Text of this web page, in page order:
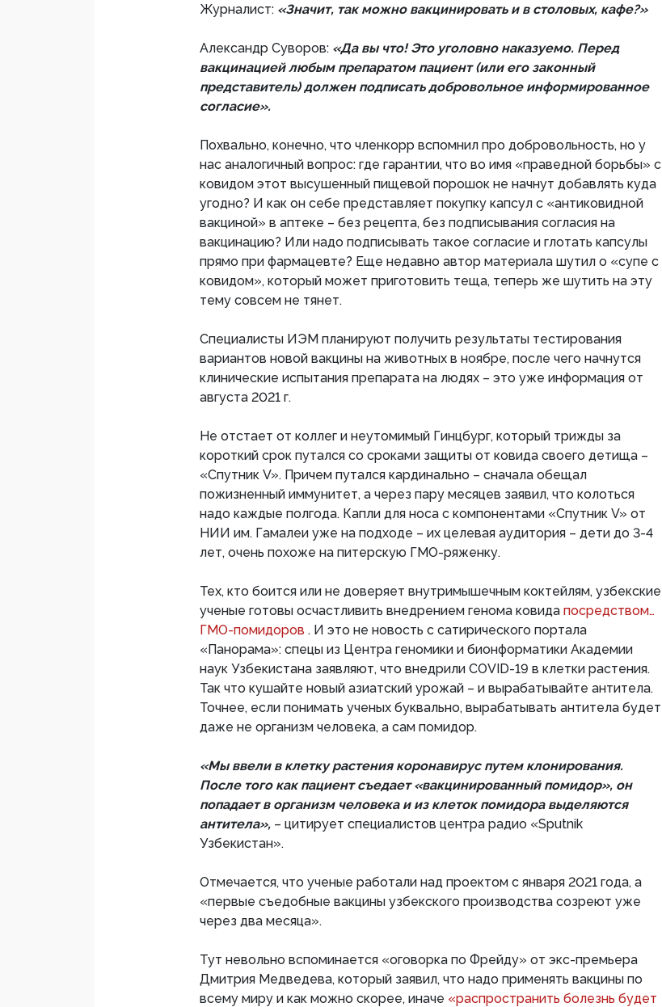
Журналист: «Значит, так можно вакцинировать и в столовых, кафе?»
Александр Суворов: «Да вы что! Это уголовно наказуемо. Перед
вакцинацией любым препаратом пациент (или его законный
представитель) должен подписать добровольное информированное
согласие».
Похвально, конечно, что членкорр вспомнил про добровольность, но у
нас аналогичный вопрос: где гарантии, что во имя «праведной борьбы» с
ковидом этот высушенный пищевой порошок не начнут добавлять куда
угодно? И как он себе представляет покупку капсул с «антиковидной
вакциной» в аптеке – без рецепта, без подписывания согласия на
вакцинацию? Или надо подписывать такое согласие и глотать капсулы
прямо при фармацевте? Еще недавно автор материала шутил о «супе с
ковидом», который может приготовить теща, теперь же шутить на эту
тему совсем не тянет.
Специалисты ИЭМ планируют получить результаты тестирования
вариантов новой вакцины на животных в ноябре, после чего начнутся
клинические испытания препарата на людях – это уже информация от
августа 2021 г.
Не отстает от коллег и неутомимый Гинцбург, который трижды за
короткий срок путался со сроками защиты от ковида своего детища –
«Спутник V». Причем путался кардинально – сначала обещал
пожизненный иммунитет, а через пару месяцев заявил, что колоться
надо каждые полгода. Капли для носа с компонентами «Спутник V» от
НИИ им. Гамалеи уже на подходе – их целевая аудитория – дети до 3-4
лет, очень похоже на питерскую ГМО-ряженку.
Тех, кто боится или не доверяет внутримышечным коктейлям, узбекские
ученые готовы осчастливить внедрением генома ковида посредством…
ГМО-помидоров . И это не новость с сатирического портала
«Панорама»: спецы из Центра геномики и бионформатики Академии
наук Узбекистана заявляют, что внедрили COVID-19 в клетки растения.
Так что кушайте новый азиатский урожай – и вырабатывайте антитела.
Точнее, если понимать ученых буквально, вырабатывать антитела будет
даже не организм человека, а сам помидор.
«Мы ввели в клетку растения коронавирус путем клонирования.
После того как пациент съедает «вакцинированный помидор», он
попадает в организм человека и из клеток помидора выделяются
антитела», – цитирует специалистов центра радио «Sputnik
Узбекистан».
Отмечается, что ученые работали над проектом с января 2021 года, а
«первые съедобные вакцины узбекского производства созреют уже
через два месяца».
Тут невольно вспоминается «оговорка по Фрейду» от экс-премьера
Дмитрия Медведева, который заявил, что надо применять вакцины по
всему миру и как можно скорее, иначе «распространить болезнь будет